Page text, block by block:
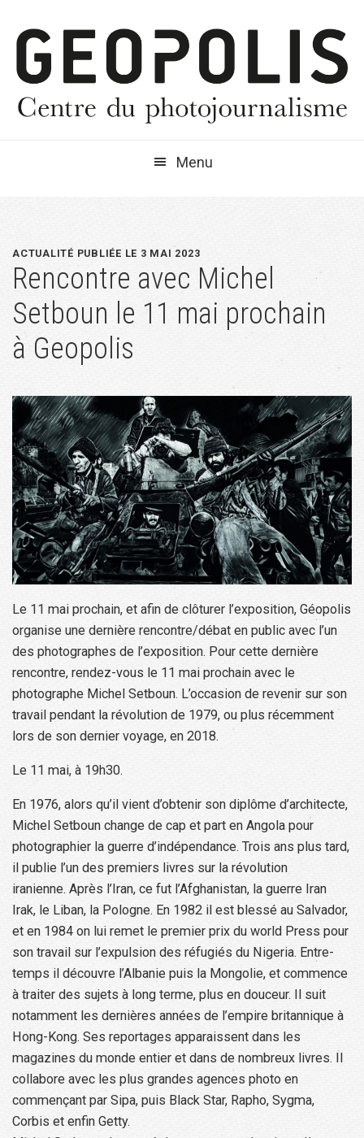
navigation
principale
contenu
principal
barre
latérale
Menu
ACTUALITÉ PUBLIÉE LE 3 MAI 2023
Rencontre avec Michel
Setboun le 11 mai prochain
à Geopolis
Le 11 mai prochain, et afin de clôturer l’exposition, Géopolis
organise une dernière rencontre/débat en public avec l’un
des photographes de l’exposition. Pour cette dernière
rencontre, rendez-vous le 11 mai prochain avec le
photographe Michel Setboun. L’occasion de revenir sur son
travail pendant la révolution de 1979, ou plus récemment
lors de son dernier voyage, en 2018.
Le 11 mai, à 19h30.
En 1976, alors qu’il vient d’obtenir son diplôme d’architecte,
Michel Setboun change de cap et part en Angola pour
photographier la guerre d’indépendance. Trois ans plus tard,
il publie l’un des premiers livres sur la révolution
iranienne. Après l’Iran, ce fut l’Afghanistan, la guerre Iran
Irak, le Liban, la Pologne. En 1982 il est blessé au Salvador,
et en 1984 on lui remet le premier prix du world Press pour
son travail sur l’expulsion des réfugiés du Nigeria. Entre-
temps il découvre l’Albanie puis la Mongolie, et commence
à traiter des sujets à long terme, plus en douceur. Il suit
notamment les dernières années de l’empire britannique à
Hong-Kong. Ses reportages apparaissent dans les
magazines du monde entier et dans de nombreux livres. Il
collabore avec les plus grandes agences photo en
commençant par Sipa, puis Black Star, Rapho, Sygma,
Corbis et enfin Getty.